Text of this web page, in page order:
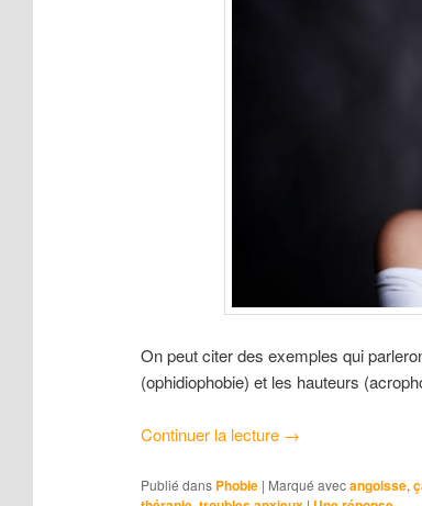
On peut citer des exemples qui
(ophidiophobie) et les hauteurs
Continuer la lecture →
Publié dans Phobie | Marqué avec angoisse,